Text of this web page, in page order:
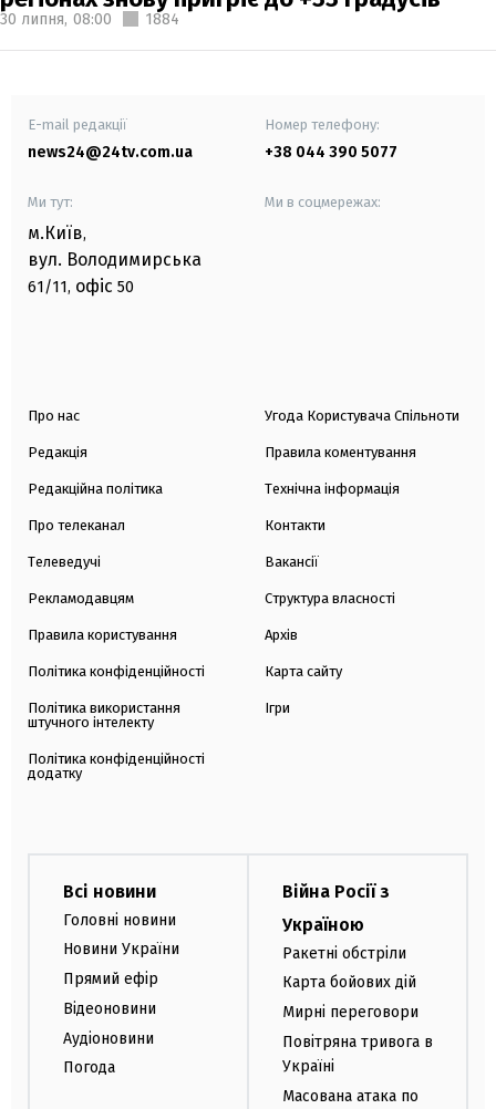
30 липня, 08:00 1884
E-mail редакції
news24@24tv.com.ua
Номер телефону:
+38 044 390 5077
Ми тут:
м.Київ,
вул. Володимирська
61/11, офіс 50
Ми в соцмережах:
Про нас
Редакція
Редакційна політика
Про телеканал
Телеведучі
Рекламодавцям
Правила користування
Політика конфіденційності
Політика використання
штучного інтелекту
Політика конфіденційності
додатку
Угода Користувача Спільноти
Правила коментування
Технічна інформація
Контакти
Вакансії
Структура власності
Архів
Карта сайту
Ігри
Всі новини
Головні новини
Новини України
Прямий ефір
Відеоновини
Аудіоновини
Погода
Війна Росії з
Україною
Ракетні обстріли
Карта бойових дій
Мирні переговори
Повітряна тривога в
Україні
Масована атака по